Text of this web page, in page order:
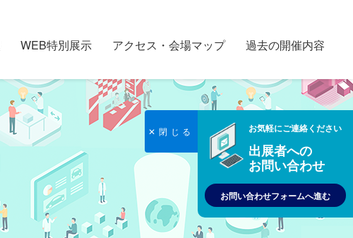
WEB特別展示 アクセス・会場マップ 過去の開催内容
お気軽にご連絡ください
出展者への
お問い合わせ
お問い合わせフォームへ進む
✕閉じる